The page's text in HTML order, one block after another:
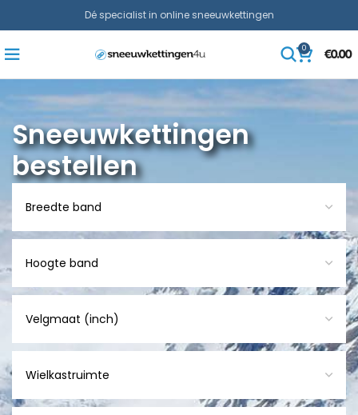
Dé specialist in online sneeuwkettingen
0
€0.00
Sneeuwkettingen
bestellen